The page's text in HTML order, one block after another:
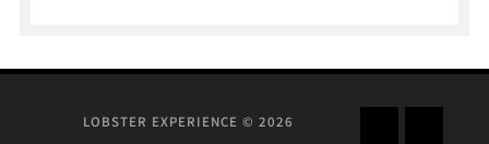
LOBSTER EXPERIENCE © 2026